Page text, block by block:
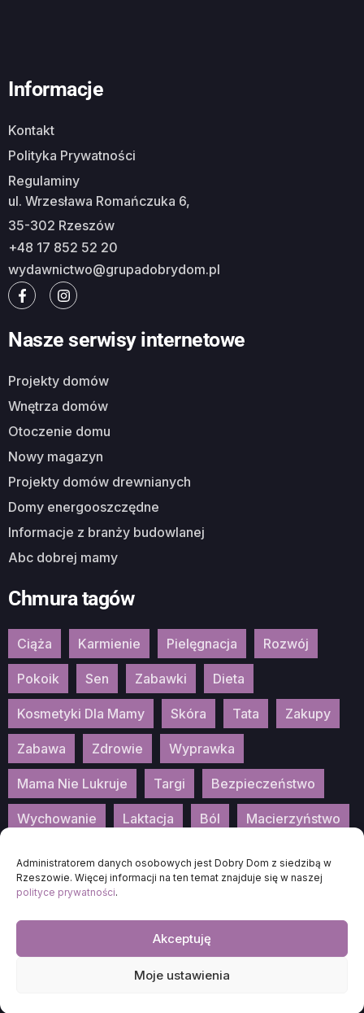
Administratorem danych osobowych jest Dobry Dom z siedzibą w
Rzeszowie. Więcej informacji na ten temat znajduje się w naszej
polityce prywatności.
Akceptuję
Moje ustawienia
Informacje
Kontakt
Polityka Prywatności
Regulaminy
ul. Wrzesława Romańczuka 6,
35-302 Rzeszów
+48 17 852 52 20
wydawnictwo@grupadobrydom.pl
Nasze serwisy internetowe
Projekty domów
Wnętrza domów
Otoczenie domu
Nowy magazyn
Projekty domów drewnianych
Domy energooszczędne
Informacje z branży budowlanej
Abc dobrej mamy
Chmura tagów
Ciąża Karmienie Pielęgnacja Rozwój
Pokoik Sen Zabawki Dieta
Kosmetyki Dla Mamy Skóra Tata Zakupy
Zabawa Zdrowie Wyprawka
Mama Nie Lukruje Targi Bezpieczeństwo
Wychowanie Laktacja Ból Macierzyństwo
DOBRA-MAMA.PL